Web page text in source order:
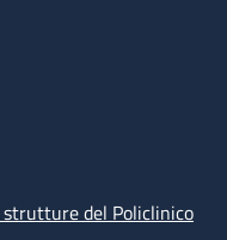
del Policlinico